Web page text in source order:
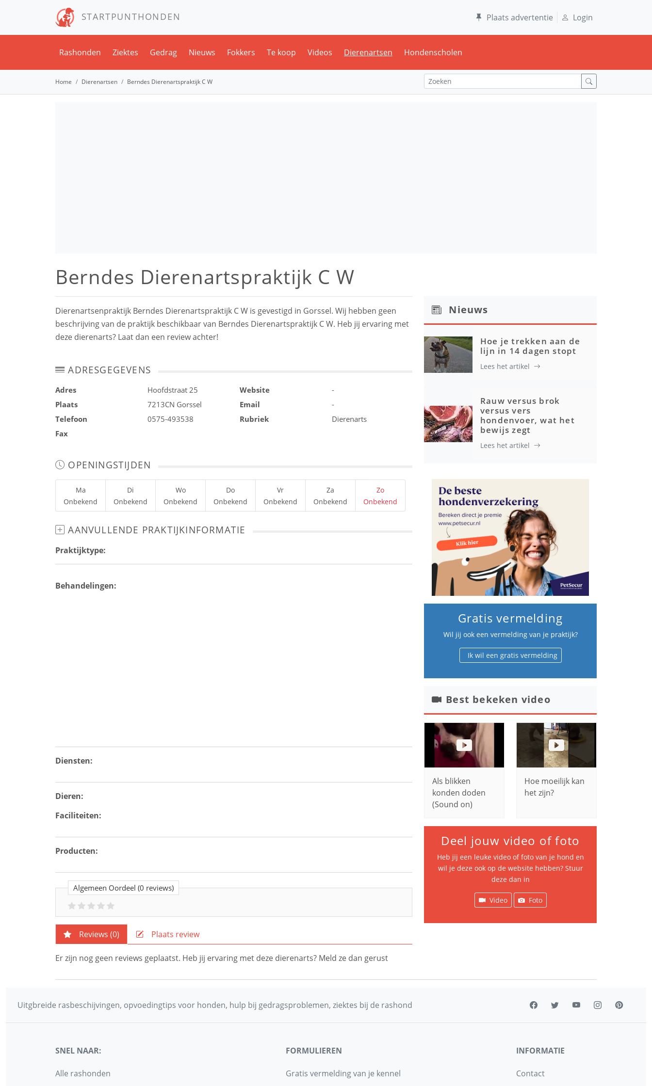
STARTPUNTHONDEN Plaats advertentie Login
Rashonden Ziektes Gedrag Nieuws Fokkers Te koop Videos Dierenartsen Hondenscholen
Home Dierenartsen Berndes Dierenartspraktijk C W
Berndes Dierenartspraktijk C W
Dierenartsenpraktijk Berndes Dierenartspraktijk C W is gevestigd in Gorssel. Wij hebben geen
beschrijving van de praktijk beschikbaar van Berndes Dierenartspraktijk C W. Heb jij ervaring met
deze dierenarts? Laat dan een review achter!
ADRESGEGEVENS
Adres
Hoofdstraat 25
Plaats
7213CN Gorssel
Telefoon
0575-493538
Fax
Website
-
Email
-
Rubriek
Dierenarts
OPENINGSTIJDEN
Ma
Onbekend
Di
Onbekend
Wo
Onbekend
Do
Onbekend
Vr
Onbekend
Za
Onbekend
Zo
Onbekend
AANVULLENDE PRAKTIJKINFORMATIE
Praktijktype:
Behandelingen:
Diensten:
Dieren:
Faciliteiten:
Producten:
Algemeen Oordeel (0 reviews)
Reviews (0) Plaats review
Er zijn nog geen reviews geplaatst. Heb jij ervaring met deze dierenarts? Meld ze dan gerust
Nieuws
Hoe je trekken aan de
lijn in 14 dagen stopt
Lees het artikel
Rauw versus brok
versus vers
hondenvoer, wat het
bewijs zegt
Lees het artikel
Gratis vermelding
Wil jij ook een vermelding van je praktijk?
Ik wil een gratis vermelding
Best bekeken video
Als blikken
konden doden
(Sound on)
Hoe moeilijk kan
het zijn?
Deel jouw video of foto
Heb jij een leuke video of foto van je hond en
wil je deze ook op de website hebben? Stuur
deze dan in
Video Foto
Uitgbreide rasbeschijvingen, opvoedingtips voor honden, hulp bij gedragsproblemen, ziektes bij de rashond
SNEL NAAR:
Alle rashonden
FORMULIEREN
Gratis vermelding van je kennel
INFORMATIE
Contact